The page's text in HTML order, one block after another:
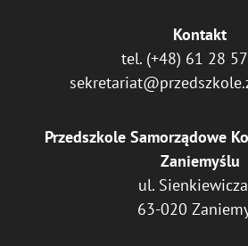
Kontakt
tel. (+48) 61 28
Przedszkole Samorządowe
Zaniemyślu
ul.
63-020